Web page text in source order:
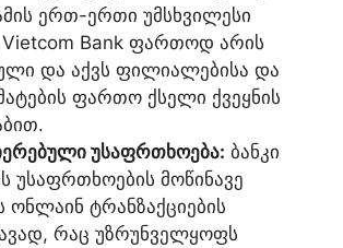
ერთ-ერთი უმსხვილესი
Vietcom Bank ფართოდ არის
და აქვს ფილიალებისა და
ფართო ქსელი ქვეყნის
უსაფრთხოება: ბანკი
უსაფრთხოების მოწინავე
ონლაინ ტრანზაქციების
რაც უზრუნველყოფს